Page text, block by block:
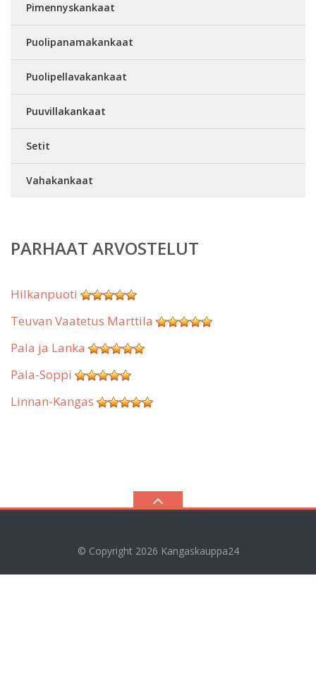
Pimennyskankaat
Puolipanamakankaat
Puolipellavakankaat
Puuvillakankaat
Setit
Vahakankaat
PARHAAT ARVOSTELUT
Hilkanpuoti
Teuvan Vaatetus Marttila
Pala ja Lanka
Pala-Soppi
Linnan-Kangas
© Copyright 2026 Kangaskauppa24